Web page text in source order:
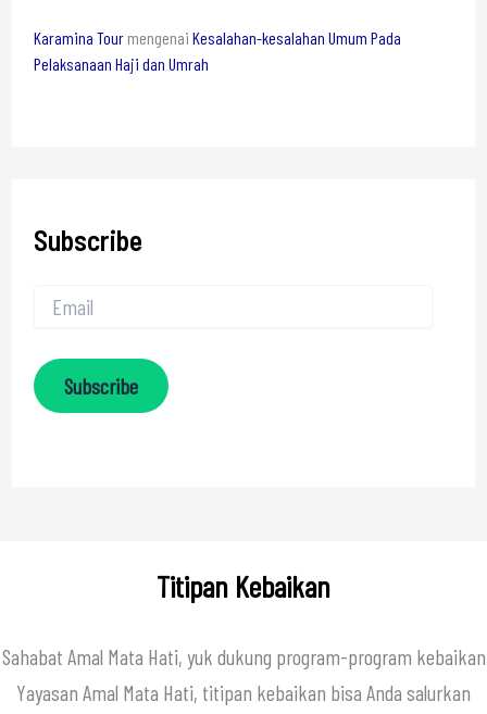
Karamina Tourmengenai Kesalahan-kesalahan Umum Pada
Pelaksanaan Haji dan Umrah
Subscribe
Subscribe
Titipan Kebaikan
Sahabat Amal Mata Hati, yuk dukung program-program kebaikan
Yayasan Amal Mata Hati, titipan kebaikan bisa Anda salurkan